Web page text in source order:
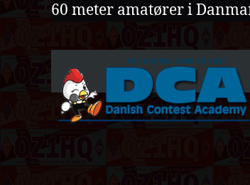
60 meter amatører i